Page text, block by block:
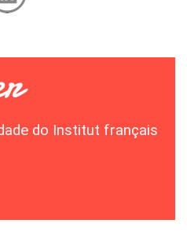
do Institut français